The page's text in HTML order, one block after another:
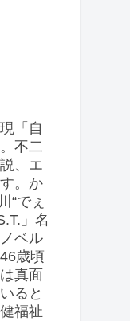
「自
不二
、エ
。か
“でぇ
」名
ベル
歳頃
真面
ると
福祉